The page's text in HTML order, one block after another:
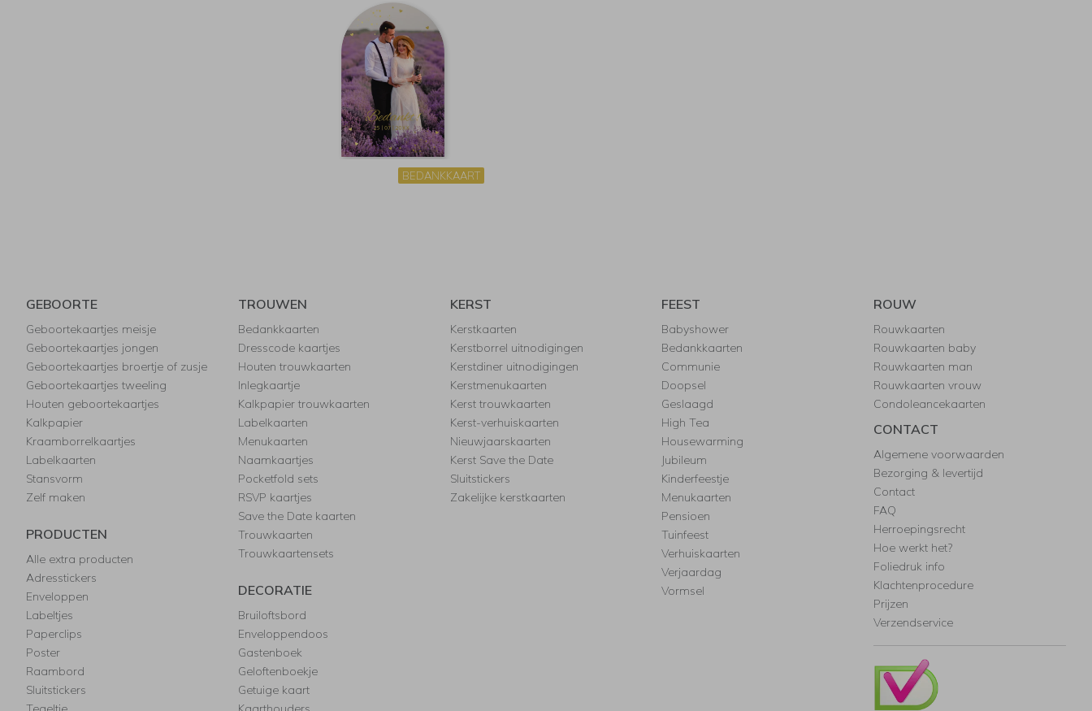
BEDANKKAART
GEBOORTE
Geboortekaartjes meisje
Geboortekaartjes jongen
Geboortekaartjes broertje of zusje
Geboortekaartjes tweeling
Houten geboortekaartjes
Kalkpapier
Kraamborrelkaartjes
Labelkaarten
Stansvorm
Zelf maken
PRODUCTEN
Alle extra producten
Adresstickers
Enveloppen
Labeltjes
Paperclips
Poster
Raambord
Sluitstickers
TROUWEN
Bedankkaarten
Dresscode kaartjes
Houten trouwkaarten
Inlegkaartje
Kalkpapier trouwkaarten
Labelkaarten
Menukaarten
Naamkaartjes
Pocketfold sets
RSVP kaartjes
Save the Date kaarten
Trouwkaarten
Trouwkaartensets
DECORATIE
Bruiloftsbord
Enveloppendoos
Gastenboek
Geloftenboekje
Getuige kaart
KERST
Kerstkaarten
Kerstborrel uitnodigingen
Kerstdiner uitnodigingen
Kerstmenukaarten
Kerst trouwkaarten
Kerst-verhuiskaarten
Nieuwjaarskaarten
Kerst Save the Date
Sluitstickers
Zakelijke kerstkaarten
FEEST
Babyshower
Bedankkaarten
Communie
Doopsel
Geslaagd
High Tea
Housewarming
Jubileum
Kinderfeestje
Menukaarten
Pensioen
Tuinfeest
Verhuiskaarten
Verjaardag
Vormsel
ROUW
Rouwkaarten
Rouwkaarten baby
Rouwkaarten man
Rouwkaarten vrouw
Condoleancekaarten
CONTACT
Algemene voorwaarden
Bezorging & levertijd
Contact
FAQ
Herroepingsrecht
Hoe werkt het?
Foliedruk info
Klachtenprocedure
Prijzen
Verzendservice